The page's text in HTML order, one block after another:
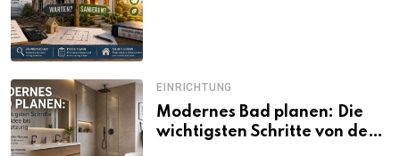
EINRICHTUNG
Modernes Bad planen: Die
wichtigsten Schritte von der